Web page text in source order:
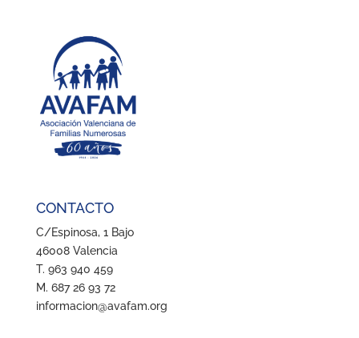
CONTACTO
C/Espinosa, 1 Bajo
46008 Valencia
T. 963 940 459
M. 687 26 93 72
informacion@avafam.org